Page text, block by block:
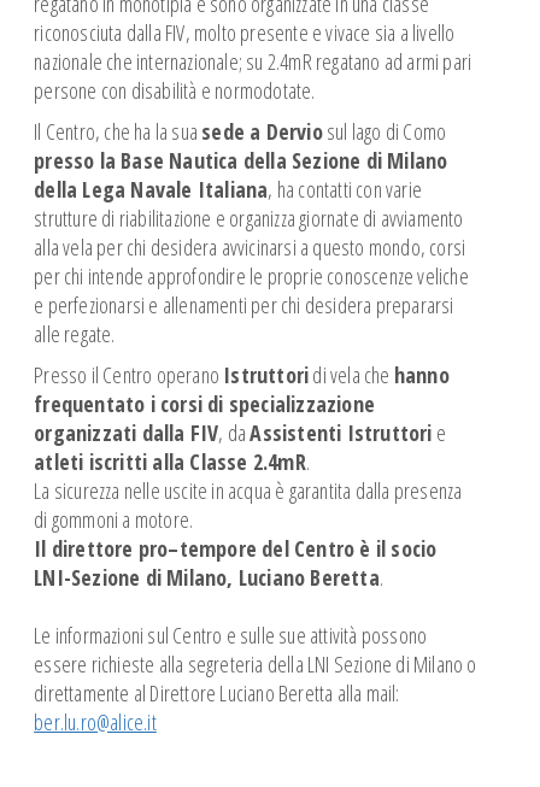
CAMP ESTIVI
riconosciuta dalla FIV, molto presente e vivace sia a livello
nazionale che internazionale; su 2.4mR regatano ad armi pari
persone con disabilità e normodotate.
Il Centro, che ha la sua sede a Derviosul lago di Como
presso la Base Nautica della Sezione di Milano
della Lega Navale Italiana, ha contatti con varie
strutture di riabilitazione e organizza giornate di avviamento
alla vela per chi desidera avvicinarsi a questo mondo, corsi
per chi intende approfondire le proprie conoscenze veliche
e perfezionarsi e allenamenti per chi desidera prepararsi
alle regate.
Presso il Centro operano Istruttoridi vela che hanno
frequentato i corsi di specializzazione
organizzati dalla FIV, daAssistenti Istruttori e
atleti iscritti alla Classe 2.4mR.
La sicurezza nelle uscite in acqua è garantita dalla presenza
di gommoni a motore.
Il direttore pro–tempore del Centro è il socio
LNI-Sezione di Milano, Luciano Beretta.
Le informazioni sul Centro e sulle sue attività possono
essere richieste alla segreteria della LNI Sezione di Milano o
direttamente al Direttore Luciano Beretta alla mail:
ber.lu.ro@alice.it